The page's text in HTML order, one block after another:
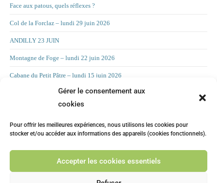
Gérer le consentement aux
cookies
Pour offrir les meilleures expériences, nous utilisons les cookies pour
stocker et/ou accéder aux informations des appareils (cookies fonctionnels).
Accepter les cookies essentiels
Face aux patous, quels réflexes ?
Col de la Forclaz – lundi 29 juin 2026
ANDILLY 23 JUIN
Montagne de Foge – lundi 22 juin 2026
Cabane du Petit Pâtre – lundi 15 juin 2026
La Croix d’Allant – lundi 8 juin 2026
LA CHAMBOTTE
CHILLY 19 MAI Suite